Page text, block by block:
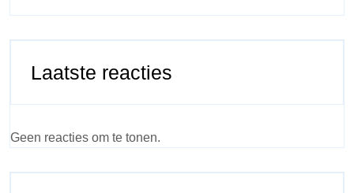
Laatste reacties
Geen reacties om te tonen.